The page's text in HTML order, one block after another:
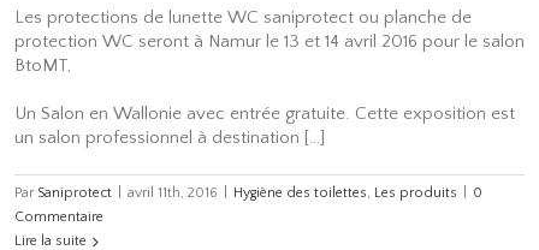
Les protections de lunette WC saniprotect ou planche de
protection WC seront à Namur le 13 et 14 avril 2016 pour le salon
BtoMT,
Un Salon en Wallonie avec entrée gratuite. Cette exposition est
un salon professionnel à destination […]
Par Saniprotect avril 11th, 2016 Hygiène des toilettes, Les produits
0
Commentaire
Lire la suite